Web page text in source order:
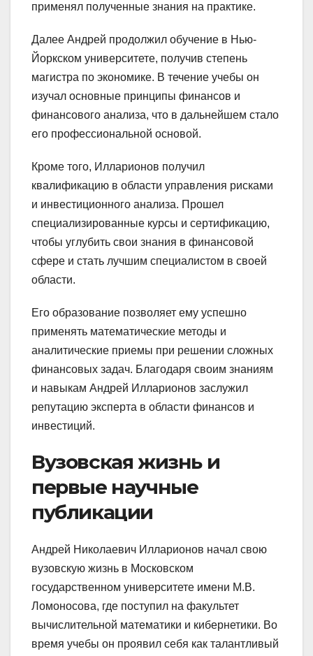
применял полученные знания на практике.
Далее Андрей продолжил обучение в Нью-
Йоркском университете, получив степень
магистра по экономике. В течение учебы он
изучал основные принципы финансов и
финансового анализа, что в дальнейшем стало
его профессиональной основой.
Кроме того, Илларионов получил
квалификацию в области управления рисками
и инвестиционного анализа. Прошел
специализированные курсы и сертификацию,
чтобы углубить свои знания в финансовой
сфере и стать лучшим специалистом в своей
области.
Его образование позволяет ему успешно
применять математические методы и
аналитические приемы при решении сложных
финансовых задач. Благодаря своим знаниям
и навыкам Андрей Илларионов заслужил
репутацию эксперта в области финансов и
инвестиций.
Вузовская жизнь и
первые научные
публикации
Андрей Николаевич Илларионов начал свою
вузовскую жизнь в Московском
государственном университете имени М.В.
Ломоносова, где поступил на факультет
вычислительной математики и кибернетики. Во
время учебы он проявил себя как талантливый